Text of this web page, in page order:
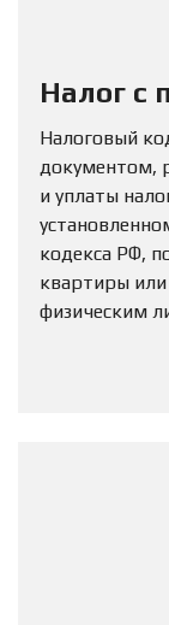
Налог с
Налоговый
документом,
и уплаты
кодекса РФ,
квартиры
физическим